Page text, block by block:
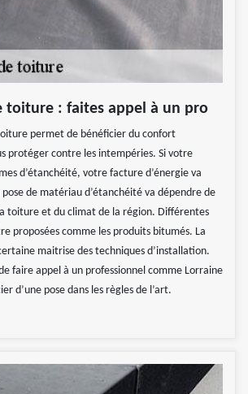
toiture : faites appel à un pro
permet de bénéficier du confort
protéger contre les intempéries. Si votre
d’étanchéité, votre facture d’énergie va
de matériau d’étanchéité va dépendre de
toiture et du climat de la région. Différentes
proposées comme les produits bitumés. La
maitrise des techniques d’installation.
faire appel à un professionnel comme Lorraine
d’une pose dans les règles de l’art.